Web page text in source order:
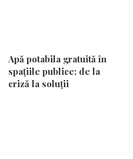
Apă potabila gratuită în
spațiile publice: de la
criză la soluții